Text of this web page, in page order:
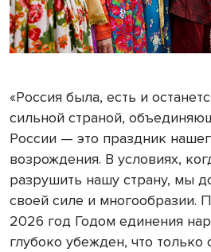
«Россия была, есть и
сильной страной,
России — это праздник
возрождения. В условиях,
разрушить нашу страну, мы
своей силе и многообразии.
2026 год Годом единения
глубоко убежден, что